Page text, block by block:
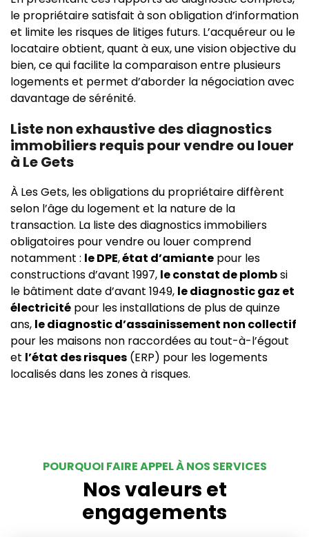
le propriétaire satisfait à son obligation d’information
et limite les risques de litiges futurs. L’acquéreur ou le
locataire obtient, quant à eux, une vision objective du
bien, ce qui facilite la comparaison entre plusieurs
logements et permet d’aborder la négociation avec
davantage de sérénité.
Liste non exhaustive des diagnostics
immobiliers requis pour vendre ou louer
à Le Gets
À Les Gets, les obligations du propriétaire diffèrent
selon l’âge du logement et la nature de la
transaction. La liste des diagnostics immobiliers
obligatoires pour vendre ou louer comprend
notamment : le DPE,état d’amiante pour les
constructions d’avant 1997, le constat de plombsi
le bâtiment date d’avant 1949, le diagnostic gaz et
électricité pour les installations de plus de quinze
ans, le diagnostic d’assainissement non collectif
pour les maisons non raccordées au tout-à-l’égout
et l’état des risques (ERP) pour les logements
localisés dans les zones à risques.
POURQUOI FAIRE APPEL À NOS SERVICES
Nos valeurs et
engagements